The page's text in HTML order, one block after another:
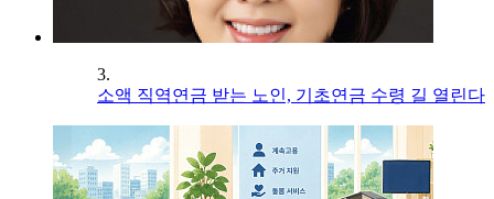
3.
소액 직역연금 받는 노인, 기초연금 수령 길 열린다